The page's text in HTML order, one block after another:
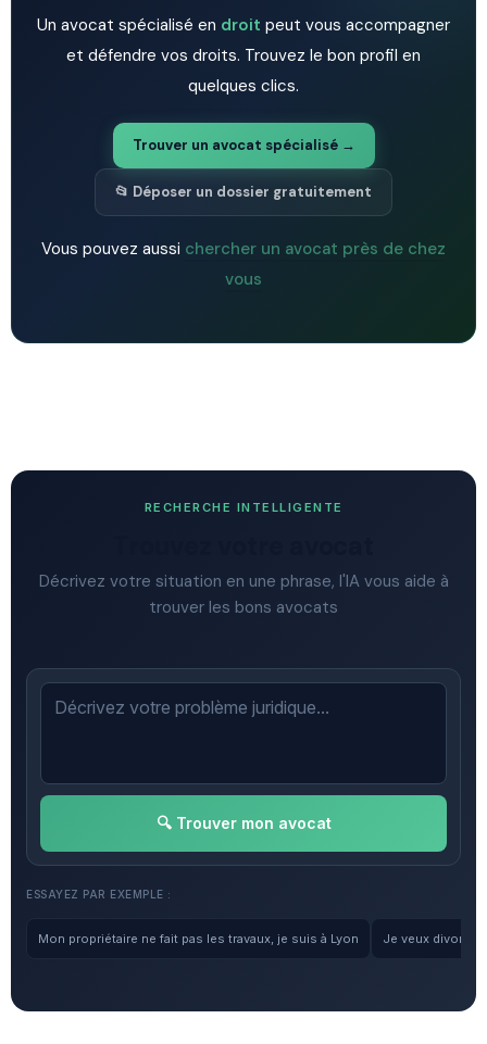
Un avocat spécialisé en droit peut vous accompagner
et défendre vos droits. Trouvez le bon profil en
quelques clics.
Trouver un avocat spécialisé →
📂 Déposer un dossier gratuitement
Vous pouvez aussi chercher un avocat près de chez
vous
RECHERCHE INTELLIGENTE
Décrivez votre situation en une phrase, l'IA vous aide à
trouver les bons avocats
🔍 Trouver mon avocat
ESSAYEZ PAR EXEMPLE :
Mon propriétaire ne fait pas les travaux, je suis à Lyon Je veux